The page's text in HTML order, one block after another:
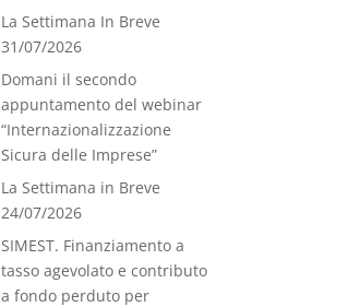
La Settimana In Breve
31/07/2026
Domani il secondo
appuntamento del webinar
“Internazionalizzazione
Sicura delle Imprese”
La Settimana in Breve
24/07/2026
SIMEST. Finanziamento a
tasso agevolato e contributo
a fondo perduto per